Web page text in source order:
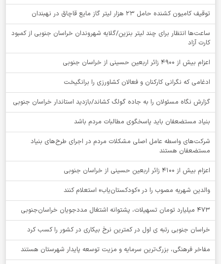
توقيف کامیون کشنده حامل 23 هزار لیتر گاز مایع قاچاق در نهبندان
ساعت‌ها انتظار برای چند لیتر بنزین/گلایه شهروندان خراسان جنوبی از کمبود
کارت آزاد
اعزام بیش از 4900 زائر اربعین حسینی از خراسان جنوبی
ادغامی که نگرانی کارکنان و فعالان کشاورزی را برانگیخت
گزارش نگاه مسئولان را به جاده گولگ کشاند/بازدید استاندار خراسان جنوبی
بنیاد مستضعفان باید پاسخگوی مطالبات مردم باشد
شرکت‌های واسطه عامل اصلی مشکلات مردم در اجرای طرح‌های بنیاد
مستضعفان هستند
اعزام بیش از 4100 زائر اربعین حسینی از خراسان جنوبی
والدین شهریه مصوب را در «کودکستان‌یاب» استعلام کنند
۴۷۳ میلیارد تومان تسهیلات، پشتوانه اشتغال مددجویان خراسان‌جنوبی
خراسان جنوبی رتبه ی اول در کمترین نرخ بیکاری در کشور را کسب کرد
مفاخر فرهنگی، بزرگ‌ترین سرمایه و مزیت توسعه پایدار شهرستان هستند